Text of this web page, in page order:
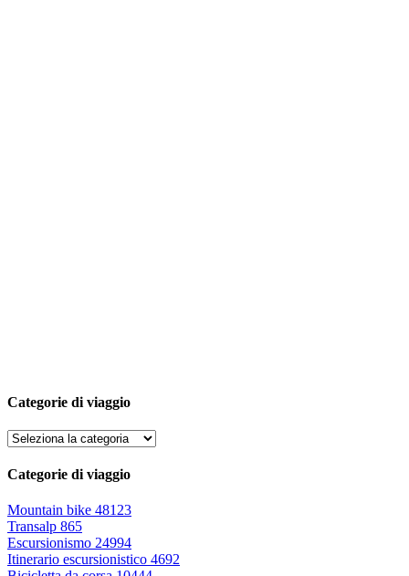
Categorie di viaggio
Categorie di viaggio
Mountain bike 48123
Transalp 865
Escursionismo 24994
Itinerario escursionistico 4692